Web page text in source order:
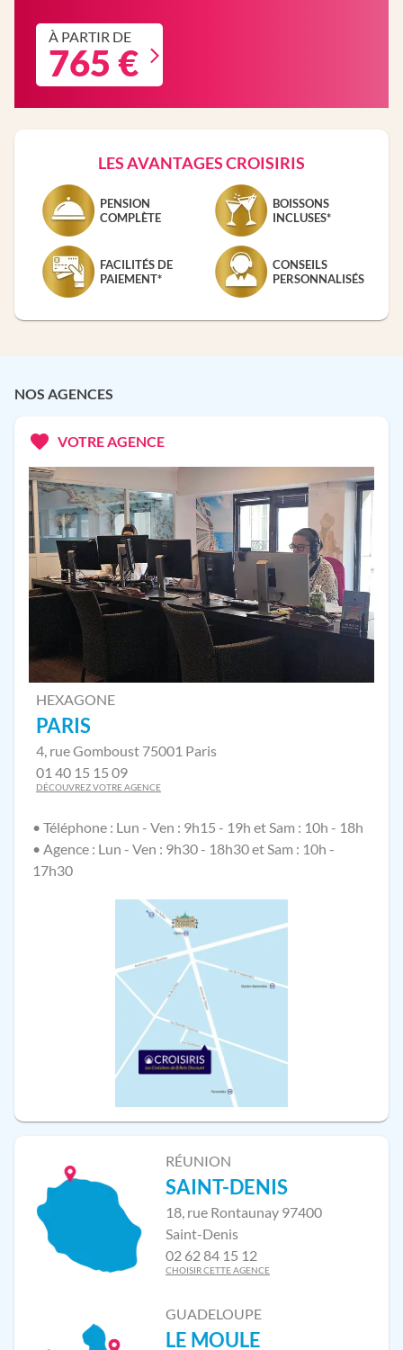
À PARTIR DE
765 €
LES AVANTAGES CROISIRIS
PENSION
COMPLÈTE
BOISSONS
INCLUSES*
FACILITÉS DE
PAIEMENT*
CONSEILS
PERSONNALISÉS
NOS AGENCES
VOTRE AGENCE
HEXAGONE
PARIS
4, rue Gomboust 75001 Paris
01 40 15 15 09
DÉCOUVREZ VOTRE AGENCE
• Téléphone : Lun - Ven : 9h15 - 19h et Sam : 10h - 18h
• Agence : Lun - Ven : 9h30 - 18h30 et Sam : 10h -
17h30
RÉUNION
SAINT-DENIS
18, rue Rontaunay 97400
Saint-Denis
02 62 84 15 12
CHOISIR CETTE AGENCE
GUADELOUPE
LE MOULE